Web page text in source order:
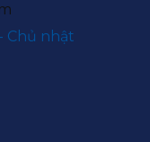
Chủ nhật